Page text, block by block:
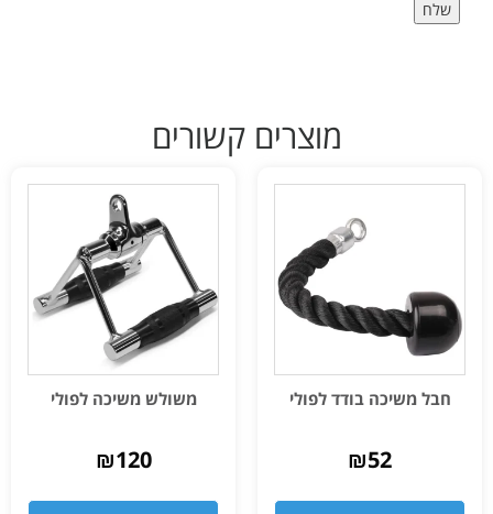
מוצרים קשורים
חבל משיכה בודד לפולי
₪52
משולש משיכה לפולי
₪120